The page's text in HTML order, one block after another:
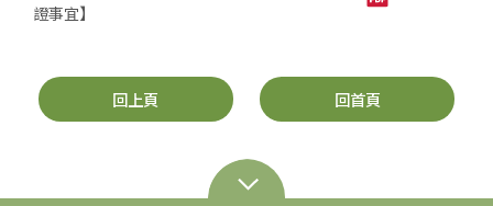
證事宜】
回上頁 回首頁